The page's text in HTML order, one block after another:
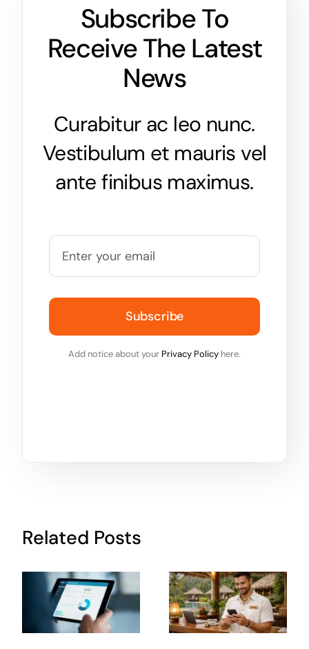
Subscribe To
Receive The Latest
News
Curabitur ac leo nunc.
Vestibulum et mauris vel
ante finibus maximus.
Subscribe
Add notice about your Privacy Policy here.
Related Posts